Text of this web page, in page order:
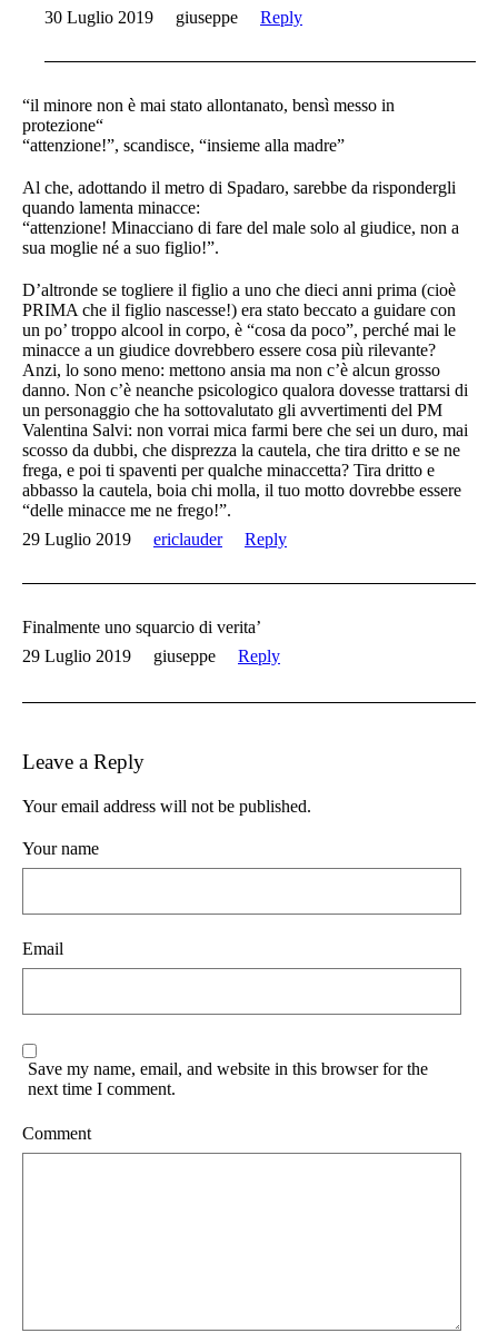
30 Luglio 2019
giuseppe Reply
“il minore non è mai stato allontanato, bensì messo in
protezione“
“attenzione!”, scandisce, “insieme alla madre”
Al che, adottando il metro di Spadaro, sarebbe da rispondergli
quando lamenta minacce:
“attenzione! Minacciano di fare del male solo al giudice, non a
sua moglie né a suo figlio!”.
D’altronde se togliere il figlio a uno che dieci anni prima (cioè
PRIMA che il figlio nascesse!) era stato beccato a guidare con
un po’ troppo alcool in corpo, è “cosa da poco”, perché mai le
minacce a un giudice dovrebbero essere cosa più rilevante?
Anzi, lo sono meno: mettono ansia ma non c’è alcun grosso
danno. Non c’è neanche psicologico qualora dovesse trattarsi di
un personaggio che ha sottovalutato gli avvertimenti del PM
Valentina Salvi: non vorrai mica farmi bere che sei un duro, mai
scosso da dubbi, che disprezza la cautela, che tira dritto e se ne
frega, e poi ti spaventi per qualche minaccetta? Tira dritto e
abbasso la cautela, boia chi molla, il tuo motto dovrebbe essere
“delle minacce me ne frego!”.
29 Luglio 2019
ericlauder Reply
Finalmente uno squarcio di verita’
29 Luglio 2019
giuseppe Reply
Leave a Reply
Your email address will not be published.
Your name
Email
Save my name, email, and website in this browser for the
next time I comment.
Comment